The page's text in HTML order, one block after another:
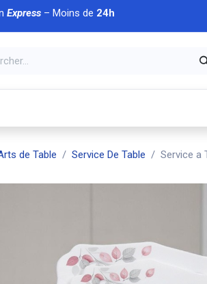
Express– Moins de 24h
À DÉCOUVRIR
de Table Service De Table Service a